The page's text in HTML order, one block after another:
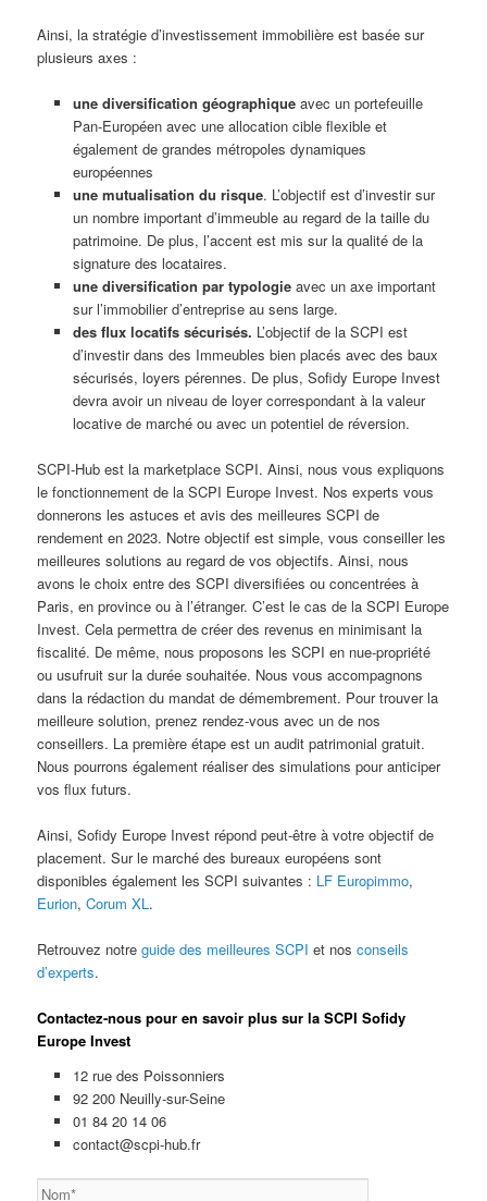
Ainsi, la stratégie d’investissement immobilière est basée sur
plusieurs axes :
une diversification géographiqueavec un portefeuille
Pan-Européen avec une allocation cible flexible et
également de grandes métropoles dynamiques
européennes
une mutualisation du risque. L’objectif est d’investir sur
un nombre important d’immeuble au regard de la taille du
patrimoine. De plus, l’accent est mis sur la qualité de la
signature des locataires.
une diversification par typologieavec un axe important
sur l’immobilier d’entreprise au sens large.
des flux locatifs sécurisés. L’objectif de la SCPI est
d’investir dans des Immeubles bien placés avec des baux
sécurisés, loyers pérennes. De plus, Sofidy Europe Invest
devra avoir un niveau de loyer correspondant à la valeur
locative de marché ou avec un potentiel de réversion.
SCPI-Hub est la marketplace SCPI. Ainsi, nous vous expliquons
le fonctionnement de la SCPI Europe Invest. Nos experts vous
donnerons les astuces et avis des meilleures SCPI de
rendement en 2023. Notre objectif est simple, vous conseiller les
meilleures solutions au regard de vos objectifs. Ainsi, nous
avons le choix entre des SCPI diversifiées ou concentrées à
Paris, en province ou à l’étranger. C’est le cas de la SCPI Europe
Invest. Cela permettra de créer des revenus en minimisant la
fiscalité. De même, nous proposons les SCPI en nue-propriété
ou usufruit sur la durée souhaitée. Nous vous accompagnons
dans la rédaction du mandat de démembrement. Pour trouver la
meilleure solution, prenez rendez-vous avec un de nos
conseillers. La première étape est un audit patrimonial gratuit.
Nous pourrons également réaliser des simulations pour anticiper
vos flux futurs.
Ainsi, Sofidy Europe Invest répond peut-être à votre objectif de
placement. Sur le marché des bureaux européens sont
disponibles également les SCPI suivantes : LF Europimmo,
Eurion,Corum XL.
Retrouvez notreguide des meilleures SCPI et nosconseils
d’experts.
Contactez-nous pour en savoir plus sur la SCPI Sofidy
Europe Invest
12 rue des Poissonniers
92 200 Neuilly-sur-Seine
01 84 20 14 06
contact@scpi-hub.fr